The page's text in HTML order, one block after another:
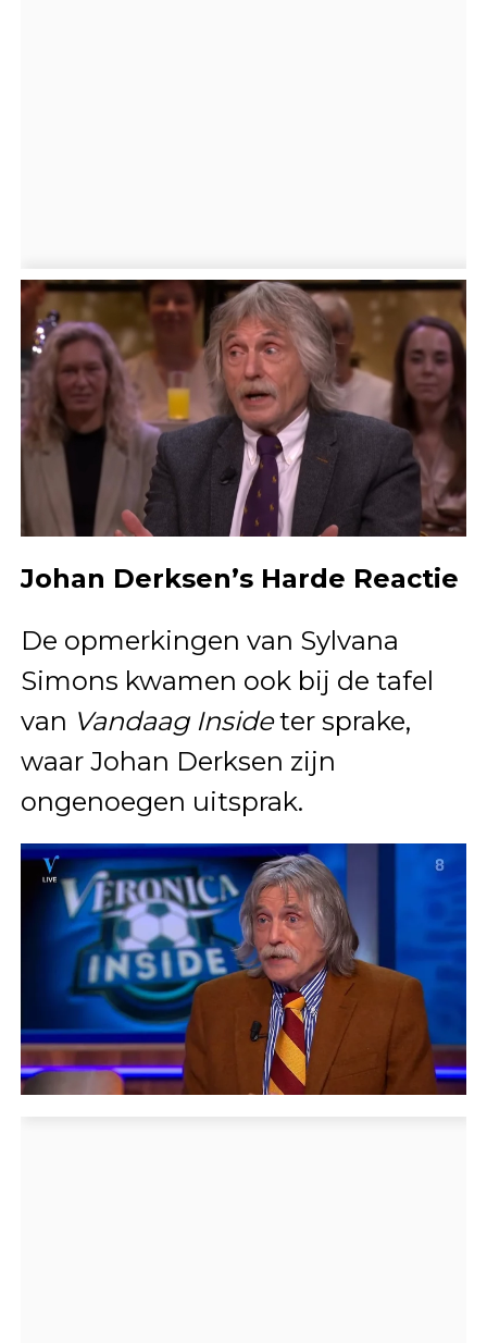
Johan Derksen’s Harde Reactie
De opmerkingen van Sylvana
Simons kwamen ook bij de tafel
van Vandaag Insideter sprake,
waar Johan Derksen zijn
ongenoegen uitsprak.